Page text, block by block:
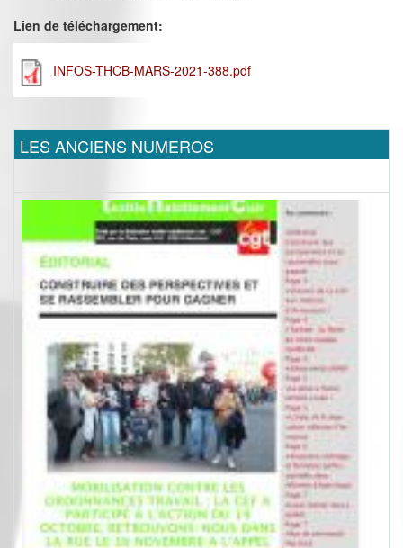
Lien de téléchargement:
INFOS-THCB-MARS-2021-388.pdf
LES ANCIENS NUMEROS